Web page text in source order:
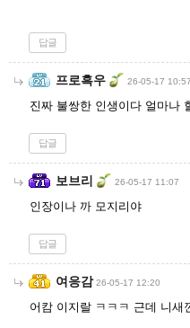
답글
프로흑우 26-05-17 10:57
진짜 불쌍한 인생이다 얼마나
답글
보브리 26-05-17 11:07
인장이나 까 모지리야
답글
여응감 26-05-17 12:20
어캄 이지랄 ㅋㅋㅋ 근데 니새